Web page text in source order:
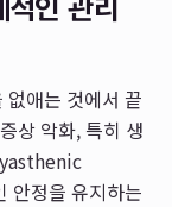
애는 것에서 끝
상 악화, 특히 생
안정을 유지하는